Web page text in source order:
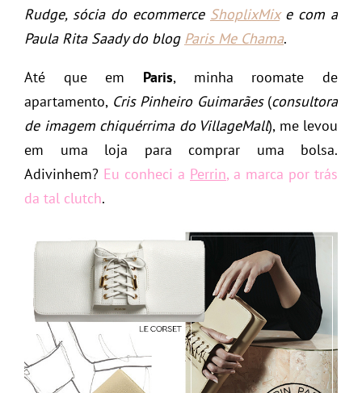
Rudge, sócia do ecommerce ShoplixMixe com a
Paula Rita Saady do blog Paris Me Chama.
Até que em Paris, minha roomate de
apartamento, Cris Pinheiro Guimarães(consultora
de imagem chiquérrima do VillageMall), me levou
em uma loja para comprar uma bolsa.
Adivinhem? Eu conheci a Perrin, a marca por trás
da tal clutch.